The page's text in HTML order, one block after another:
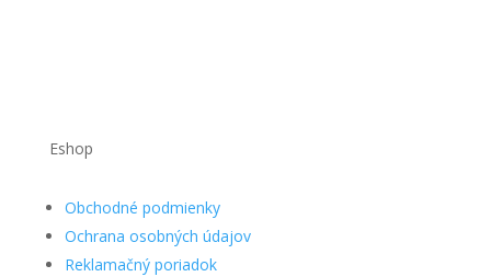
Eshop
Obchodné podmienky
Ochrana osobných údajov
Reklamačný poriadok